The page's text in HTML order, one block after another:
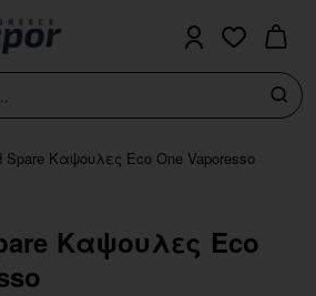
Καψουλες Eco
Spare Καψουλες Eco One Vaporesso